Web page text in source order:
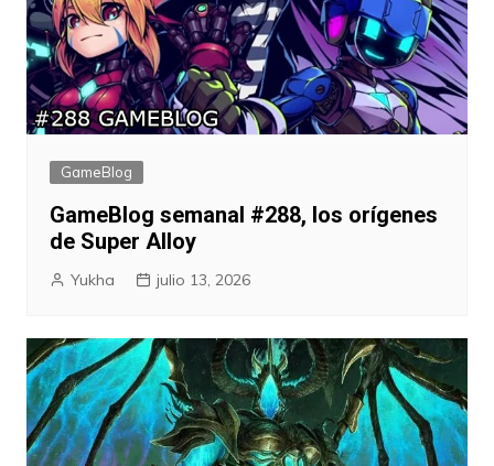
GameBlog
GameBlog semanal #288, los orígenes
de Super Alloy
Yukha julio 13, 2026